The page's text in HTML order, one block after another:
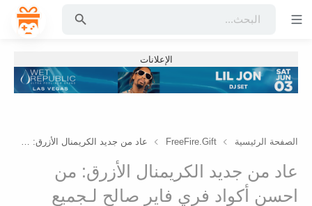
الإعلانات
الصفحة الرئيسية FreeFire.Gift عاد من جديد الكريمنال الأزرق: من احسن أكواد فري فاير صالح لـجميع لاعبين فري فاير الشرق الاوسط ​2021 | FreeFire
عاد من جديد الكريمنال الأزرق: من
احسن أكواد فري فاير صالح لـجميع